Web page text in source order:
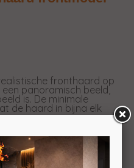
fronthaard op
panoramisch beeld,
is. De minimale
de haard in bijna elk